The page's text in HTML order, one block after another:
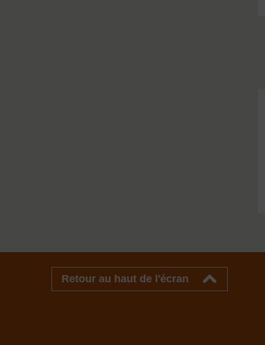
Retour au haut de l'écran